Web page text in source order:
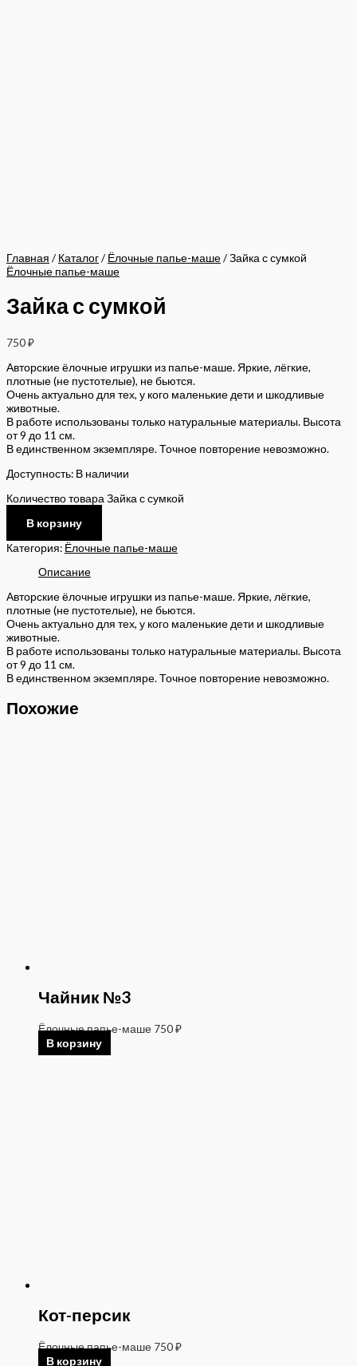
Главная / Каталог/ Ёлочные папье-маше/ Зайка с сумкой
Ёлочные папье-маше
Зайка с сумкой
750₽
Авторские ёлочные игрушки из папье-маше. Яркие, лёгкие,
плотные (не пустотелые), не бьются.
Очень актуально для тех, у кого маленькие дети и шкодливые
животные.
В работе использованы только натуральные материалы. Высота
от 9 до 11 см.
В единственном экземпляре. Точное повторение невозможно.
Доступность: В наличии
Количество товара Зайка с сумкой
В корзину
Категория: Ёлочные папье-маше
Описание
Авторские ёлочные игрушки из папье-маше. Яркие, лёгкие,
плотные (не пустотелые), не бьются.
Очень актуально для тех, у кого маленькие дети и шкодливые
животные.
В работе использованы только натуральные материалы. Высота
от 9 до 11 см.
В единственном экземпляре. Точное повторение невозможно.
Похожие
Чайник №3
Ёлочные папье-маше 750₽
В корзину
Кот-персик
Ёлочные папье-маше 750₽
В корзину